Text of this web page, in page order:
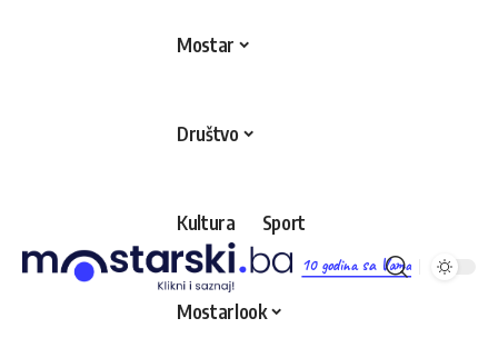
10 godina sa Vama
Mostar
Društvo
Kultura Sport
Mostarlook